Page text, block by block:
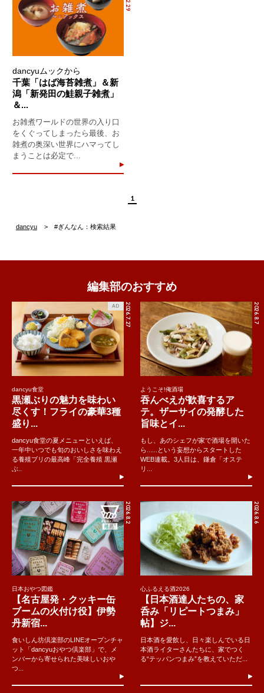
dancyuムックから
千葉「はば海苔雑煮」＆新
潟「新発田の鮭親子雑煮」
＆...
お雑煮ワールドの世界の入り口
をくぐってしまったら最後、お
雑煮の奥深い世界にハマってし
まうことは必定で...
1
dancyu #ぎんなん：検索結果
編集部のおすすめ
2026.7.27
AD
dancyu食堂
黒瀬ぶりの魅力を味わい
尽くす！フライの豪華3種
盛り...
dancyu食堂の夏メニューといえば、
一年中いつでも旬のおいしさを味わえ
る養殖ブリの最高峰「完全養殖 黒瀬
ぶ..
2026.8.7
ようこそ!俺酒場
吞んべえが歓喜するア
テ。ザーサイの発酵した
旨味とイ...
もし、あのシェフが家で酒場を開いた
ら......という妄想からスタートした
WEB連載。3人目は、鎌倉「オステ
リ...
2026.8.2
日本おやつ図鑑
【名古屋発・クッキー缶
ブームの火付け役】伊勢
丹新宿...
食いしん坊倶楽部のLINEオープンチャ
ット「dancyuおやつ倶楽部」で、メ
ンバーから寄せられた美味しいおや
つ...
2026.8.6
心ふるえる酒2026
【日本酒達人たちの、家
呑み「リピートつまみ」
帖】ジ...
日本酒を愛飲し、日々楽しんでいる日
本酒ライターさんたちに、家でつく
る“テッパンつまみ”を教えていただ...